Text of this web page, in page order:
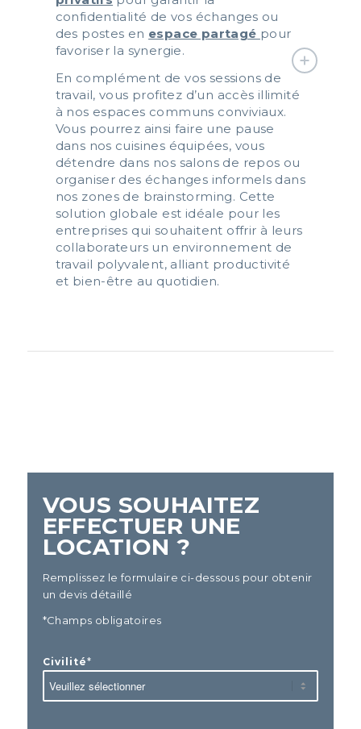
confidentialité de vos échanges ou
des postes en espace partagé pour
favoriser la synergie.
En complément de vos sessions de
travail, vous profitez d’un accès illimité
à nos espaces communs conviviaux.
Vous pourrez ainsi faire une pause
dans nos cuisines équipées, vous
détendre dans nos salons de repos ou
organiser des échanges informels dans
nos zones de brainstorming. Cette
solution globale est idéale pour les
entreprises qui souhaitent offrir à leurs
collaborateurs un environnement de
travail polyvalent, alliant productivité
et bien-être au quotidien.
VOUS SOUHAITEZ
EFFECTUER UNE
LOCATION ?
Remplissez le formulaire ci-dessous pour obtenir
un devis détaillé
*Champs obligatoires
Civilité*